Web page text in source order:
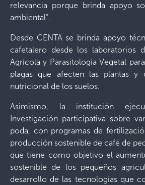
relevancia porque brinda apoyo
ambiental”.
Desde CENTA se brinda apoyo
cafetalero desde los laboratorios
Agrícola y Parasitología Vegetal
plagas que afecten las plantas y
nutricional de los suelos.
Asimismo, la institución
Investigación participativa sobre
poda, con programas de
producción sostenible de café de
que tiene como objetivo el
sostenible de los pequeños
desarrollo de las tecnologías que